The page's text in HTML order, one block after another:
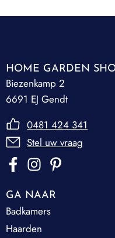
HOME GARDEN
Biezenkamp 2
6691 EJ Gendt
0481 424 341
Stel uw vraag
GA NAAR
Badkamers
Haarden